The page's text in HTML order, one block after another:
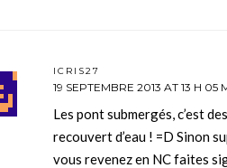
ICRIS27
19 SEPTEMBRE 2013 AT 13 H 05
Les pont submergés, c’est
recouvert d’eau ! =D Sinon
vous revenez en NC faites